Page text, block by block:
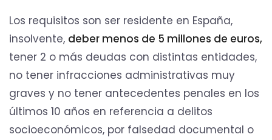
Los requisitos son ser residente en España,
insolvente, deber menos de 5 millones de euros,
tener 2 o más deudas con distintas entidades,
no tener infracciones administrativas muy
graves y no tener antecedentes penales en los
últimos 10 años en referencia a delitos
socioeconómicos, por falsedad documental o